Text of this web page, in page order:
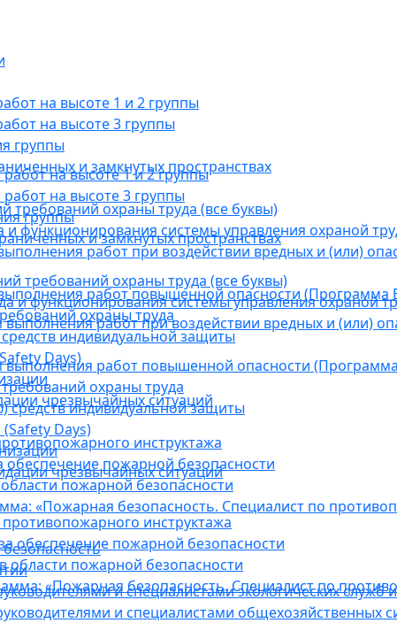
на высоте 1 и 2 группы
на высоте 3 группы
группы
и замкнутых пространствах
требований охраны труда (все буквы)
функционирования системы управления охраной
работ при воздействии вредных и (или)
работ повышенной опасности (Программа
охраны труда
индивидуальной защиты
Days)
чрезвычайных ситуаций
инструктажа
пожарной безопасности
пожарной безопасности
«Пожарная безопасность. Специалист по
и специалистами экологических служб
и специалистами общехозяйственных
на высоте 1 и 2 группы
на высоте 3 группы
группы
и замкнутых пространствах
требований охраны труда (все буквы)
и функционирования системы управления охраной
работ при воздействии вредных и (или)
работ повышенной опасности
охраны труда
индивидуальной защиты
Days)
чрезвычайных ситуаций
инструктажа
обеспечение пожарной безопасности
пожарной безопасности
«Пожарная безопасность. Специалист по